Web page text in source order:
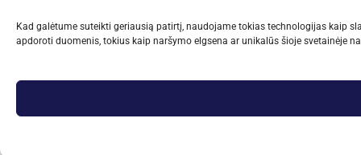
Kad galėtume suteikti geriausią patirtį, naudojame tokias technologijas kaip
apdoroti duomenis, tokius kaip naršymo elgsena ar unikalūs šioje svetainėje